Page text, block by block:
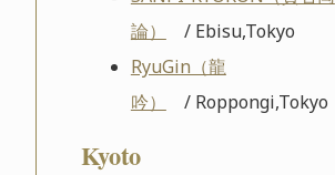
論）
/ Ebisu,Tokyo
RyuGin（龍
吟）
/ Roppongi,Tokyo
Kyoto